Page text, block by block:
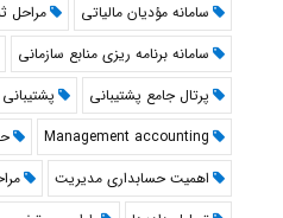
سامانه مؤدیان مالیاتی
مراحل
سامانه برنامه ریزی منابع سازمانی
پرتال جامع پشتیبانی
Management accounting
اهمیت حسابداری مدیریت